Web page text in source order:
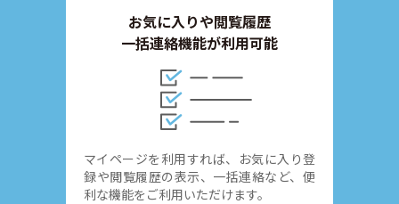
お気に入りや閲覧履歴
一括連絡機能が利用可能
マイページを利用すれば、お気に入り登
録や閲覧履歴の表示、一括連絡など、便
利な機能をご利用いただけます。